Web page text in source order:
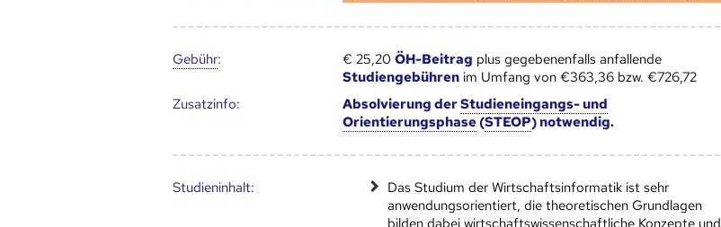
Gebühr: € 25,20 ÖH-Beitrag plus gegebenenfalls anfallende
Studiengebührenim Umfang von €363,36 bzw. €726,72
Zusatz­info:
Absolvierung derStudieneingangs- und
Orientierungsphase(STEOP) notwendig.
Studien­inhalt:
Das Studium der Wirtschaftsinformatik ist sehr
anwendungsorientiert, die theoretischen Grundlagen